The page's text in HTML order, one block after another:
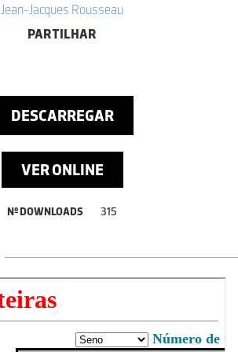
Jean-Jacques Rousseau
PARTILHAR
DESCARREGAR
VER ONLINE
Nº DOWNLOADS 315